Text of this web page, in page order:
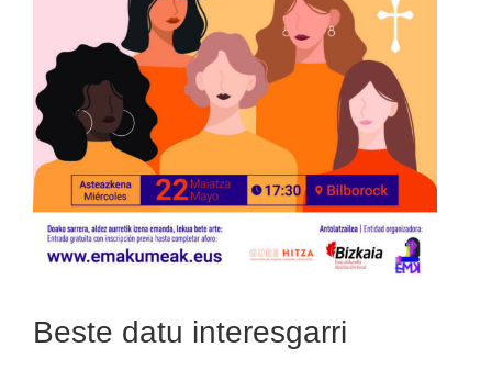
Beste datu interesgarri